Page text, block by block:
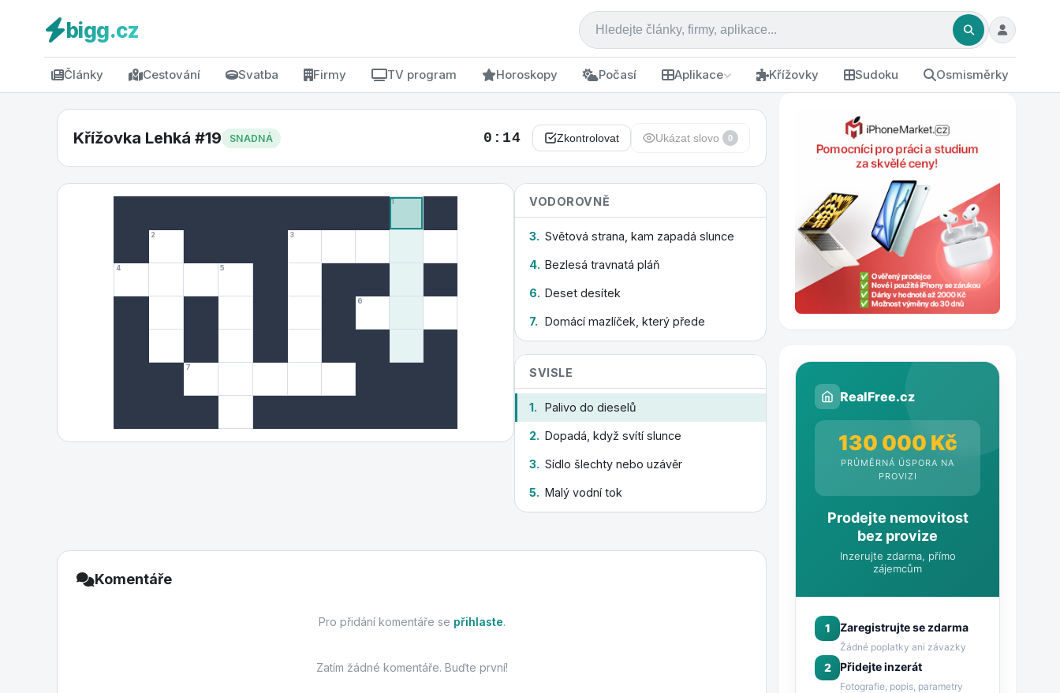
bigg.cz
Články Cestování Svatba Firmy TV program Horoskopy Počasí Aplikace Křížovky Sudoku Osmisměrky
Křížovka Lehká #19 SNADNÁ 0:15 Zkontrolovat Ukázat slovo 0
1
2 3
4 5
6
7
VODOROVNĚ
3. Světová strana, kam zapadá slunce
4. Bezlesá travnatá pláň
6. Deset desítek
7. Domácí mazlíček, který přede
SVISLE
1. Palivo do dieselů
2. Dopadá, když svítí slunce
3. Sídlo šlechty nebo uzávěr
5. Malý vodní tok
Komentáře
Pro přidání komentáře se přihlaste.
Zatím žádné komentáře. Buďte první!
RealFree.cz
130 000 Kč
PRŮMĚRNÁ ÚSPORA NA
PROVIZI
Prodejte nemovitost
bez provize
Inzerujte zdarma, přímo
zájemcům
1 Zaregistrujte se zdarma
Žádné poplatky ani závazky
2 Přidejte inzerát
Fotografie, popis, parametry